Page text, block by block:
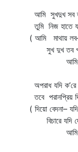
আমি সুখদুখ সব তুচ্ছ
তুমি নিজ হাতে যাহা
( আমি মাথায় লব–
সুখ দুখ তব পদধূলি
আমি কী
অপরাধ যদি ক’রে
তবে পরানপ্রিয়
( দিয়ো বেদনা– যদি
বিচারে যদি দোষী
আমি কী